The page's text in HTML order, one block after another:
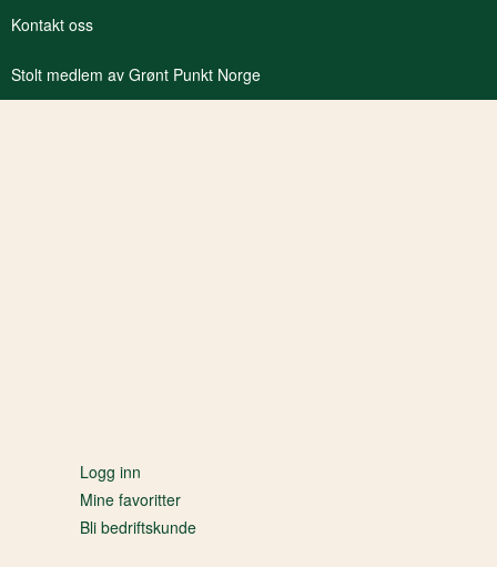
Kontakt oss
Stolt medlem av Grønt Punkt Norge
Logg inn
Mine favoritter
Bli bedriftskunde